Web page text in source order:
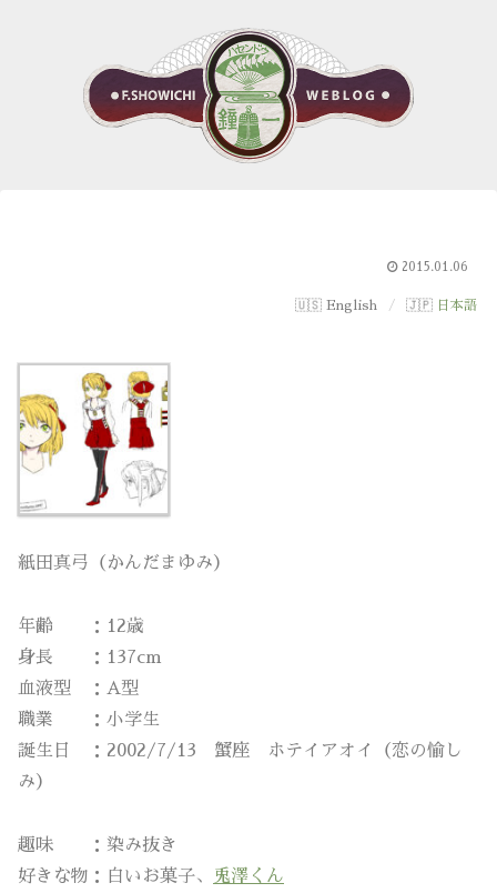
2015.01.06
English 日本語
紙田真弓（かんだまゆみ）
年齢 ：12歳
身長 ：137cm
血液型 ：A型
職業 ：小学生
誕生日 ：2002/7/13 蟹座 ホテイアオイ（恋の愉し
み）
趣味 ：染み抜き
好きな物：白いお菓子、
兎澤くん